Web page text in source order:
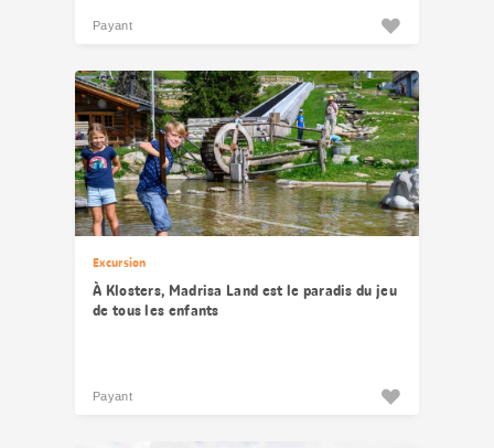
Payant
Excursion
À Klosters, Madrisa Land est le paradis du jeu
de tous les enfants
Payant